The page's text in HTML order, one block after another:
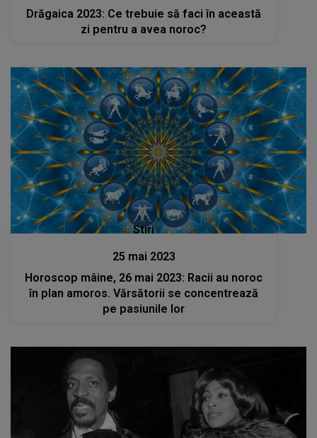
Drăgaica 2023: Ce trebuie să faci în această
zi pentru a avea noroc?
Stiri
25 mai 2023
Horoscop mâine, 26 mai 2023: Racii au noroc
în plan amoros. Vărsătorii se concentrează
pe pasiunile lor